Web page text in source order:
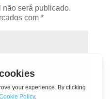
não será publicado.
com *